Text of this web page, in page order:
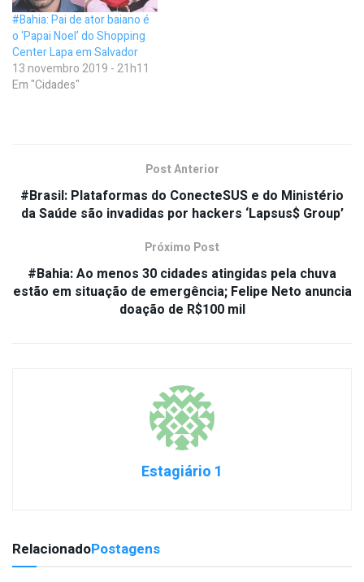
#Bahia: Pai de ator baiano é
o ‘Papai Noel’ do Shopping
Center Lapa em Salvador
13 novembro 2019 - 21h11
Em "Cidades"
Post Anterior
#Brasil: Plataformas do ConecteSUS e do Ministério
da Saúde são invadidas por hackers ‘Lapsus$ Group’
Próximo Post
#Bahia: Ao menos 30 cidades atingidas pela chuva
estão em situação de emergência; Felipe Neto anuncia
doação de R$100 mil
Estagiário 1
RelacionadoPostagens